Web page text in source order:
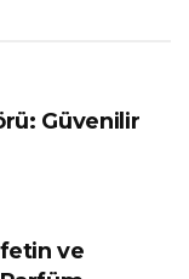
Güvenilir
ve